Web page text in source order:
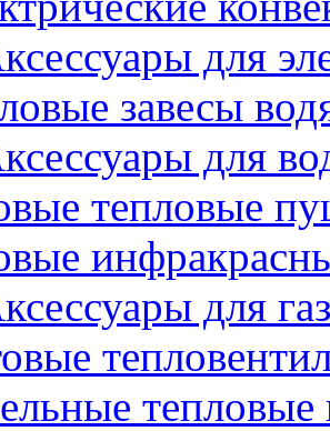
для
завесы
для
тепловые
для